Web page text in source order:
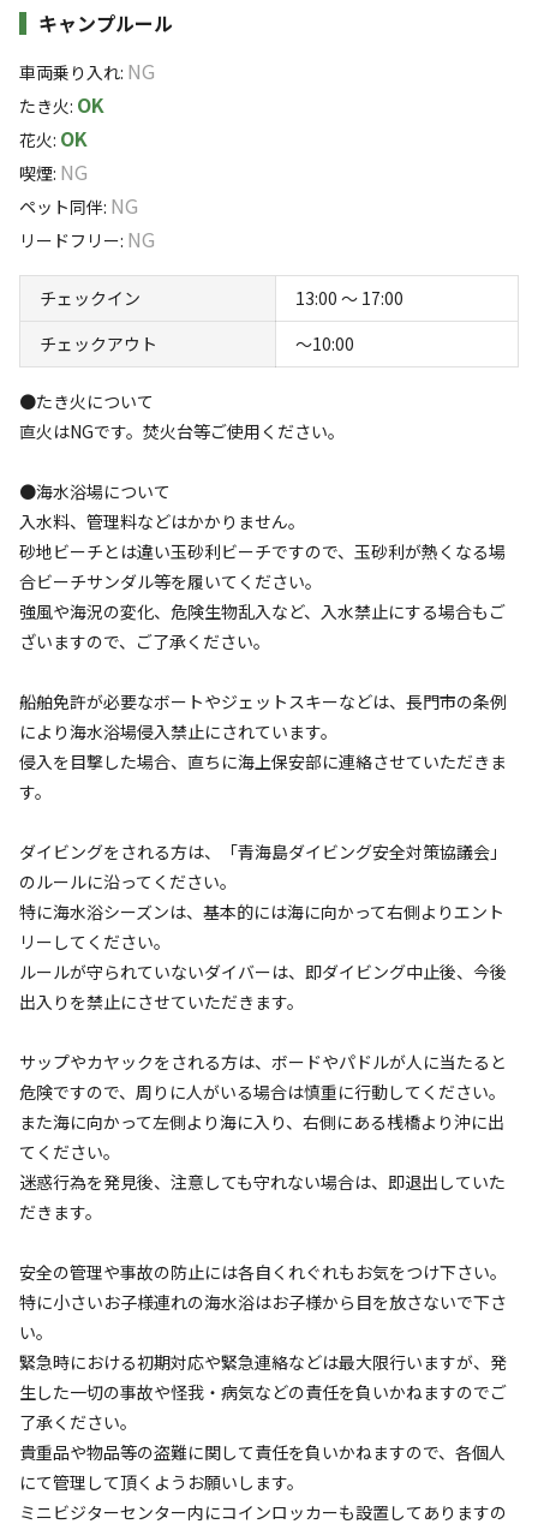
キャンプルール
車両乗り入れ: NG
たき火: OK
花火: OK
喫煙: NG
ペット同伴: NG
リードフリー: NG
チェックイン
13:00 〜 17:00
チェックアウト
〜10:00
●たき火について
直火はNGです。焚火台等ご使用ください。
●海水浴場について
入水料、管理料などはかかりません。
砂地ビーチとは違い玉砂利ビーチですので、玉砂利が熱くなる場
合ビーチサンダル等を履いてください。
強風や海況の変化、危険生物乱入など、入水禁止にする場合もご
ざいますので、ご了承ください。
船舶免許が必要なボートやジェットスキーなどは、長門市の条例
により海水浴場侵入禁止にされています。
侵入を目撃した場合、直ちに海上保安部に連絡させていただきま
す。
ダイビングをされる方は、「青海島ダイビング安全対策協議会」
のルールに沿ってください。
特に海水浴シーズンは、基本的には海に向かって右側よりエント
リーしてください。
ルールが守られていないダイバーは、即ダイビング中止後、今後
出入りを禁止にさせていただきます。
サップやカヤックをされる方は、ボードやパドルが人に当たると
危険ですので、周りに人がいる場合は慎重に行動してください。
また海に向かって左側より海に入り、右側にある桟橋より沖に出
てください。
迷惑行為を発見後、注意しても守れない場合は、即退出していた
だきます。
安全の管理や事故の防止には各自くれぐれもお気をつけ下さい。
特に小さいお子様連れの海水浴はお子様から目を放さないで下さ
い。
緊急時における初期対応や緊急連絡などは最大限行いますが、発
生した一切の事故や怪我・病気などの責任を負いかねますのでご
了承ください。
貴重品や物品等の盗難に関して責任を負いかねますので、各個人
にて管理して頂くようお願いします。
ミニビジターセンター内にコインロッカーも設置してありますの
アクセス
3.6
キャンペーン
キャンプ場からのお知らせ
第2期間　2026年7月1日(水)～11月30日(月)
予約開始日時：2026年5月1日(金)　午前9時～
【駐車場について】
駐車場は当施設とは別事業者の㈲静が浦観光センターとなり
再入場の際は、再度500円が必要となります。島にはコンビ
ニ等の施設がございませんので、長門市内でお買い物をお済
ませください。
【バーベキューテーブルについて】
5台のみとなっておりますので、ご利用希望の際は事前にご連
【レンタル用品について】
当日レンタル用品やバーベキューテーブルをお求めのお客様
は、ご予約の際に、「備考」の欄にご記入ください。お支払
いは、当日現金でお願いしております。バーベキューテーブ
ルはご予約が完了したわけではございませんので、上記の通
りご連絡も合わせて宜しくお願いいたします。
（例）毛布2マット2　バーベキューテーブル1台